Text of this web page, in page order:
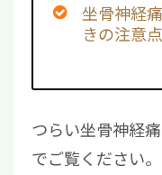
坐骨神経
きの注意点
つらい坐骨神経
でご覧ください。